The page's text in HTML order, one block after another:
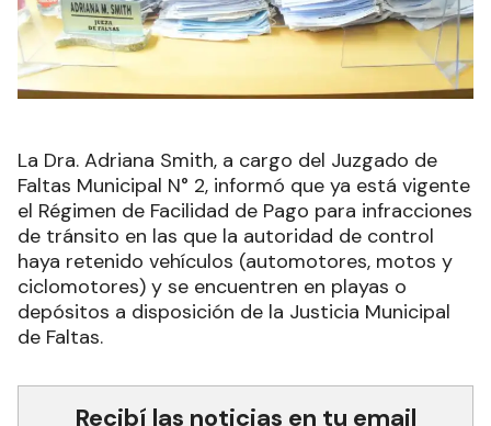
La Dra. Adriana Smith, a cargo del Juzgado de
Faltas Municipal N° 2, informó que ya está vigente
el Régimen de Facilidad de Pago para infracciones
de tránsito en las que la autoridad de control
haya retenido vehículos (automotores, motos y
ciclomotores) y se encuentren en playas o
depósitos a disposición de la Justicia Municipal
de Faltas.
Recibí las noticias en tu email